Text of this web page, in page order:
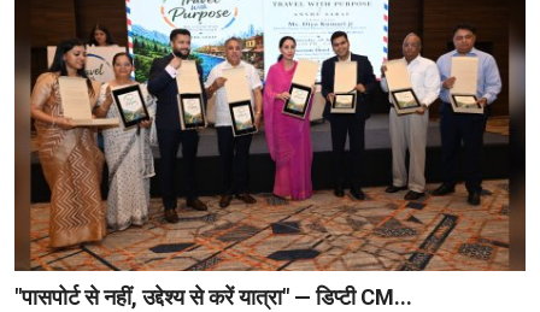
"पासपोर्ट से नहीं, उद्देश्य से करें यात्रा" — डिप्टी CM...